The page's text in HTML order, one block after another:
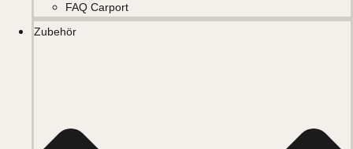
FAQ Carport
Zubehör